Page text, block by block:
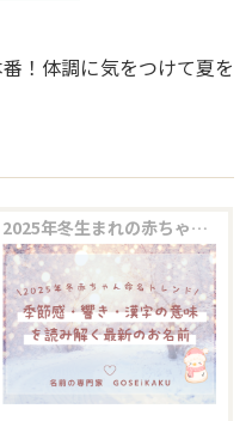
！体調に気をつけて夏を
2025年冬生まれの赤ちゃん命名トレンド｜季節感・響き・漢字の意味を読み解く最新のお名前【赤ちゃんの名づけ】